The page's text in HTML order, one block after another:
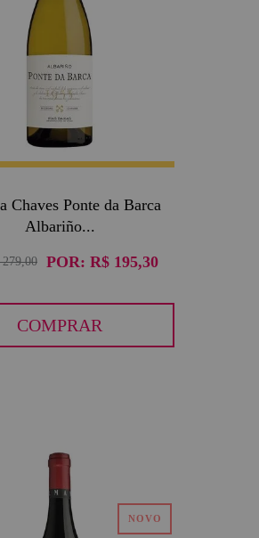
Chaves Ponte da Barca
Albariño...
279,00 POR: R$ 195,30
COMPRAR